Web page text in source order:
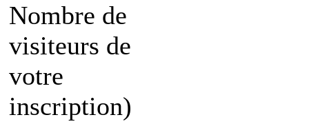
Nombre de
visiteurs de
votre
inscription)